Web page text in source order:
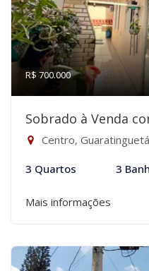
R$ 700.000
Sobrado à Venda
Centro,
3 Quartos 3
Mais informações